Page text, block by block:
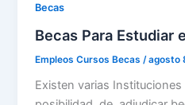
Becas
Becas Para Estudiar
Empleos Cursos Becas /agosto
Existen varias